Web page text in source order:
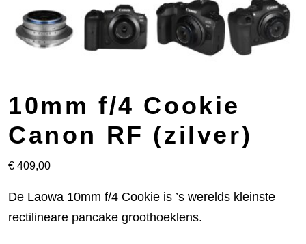
10mm f/4 Cookie
Canon RF (zilver)
€ 409,00
De Laowa 10mm f/4 Cookie is ’s werelds kleinste
rectilineare pancake groothoeklens.